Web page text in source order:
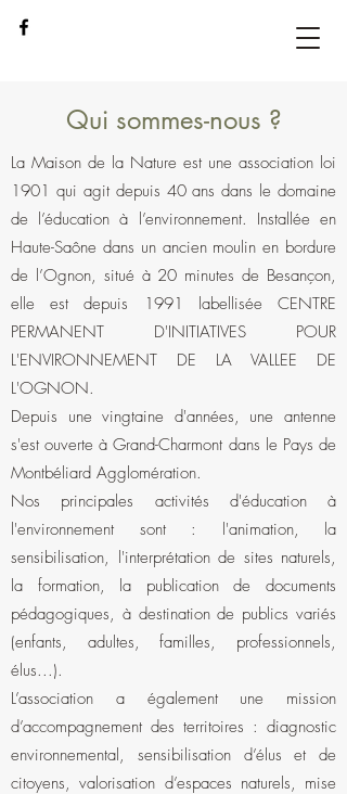
Qui sommes-nous ?
La Maison de la Nature est une association loi
1901 qui agit depuis 40 ans dans le domaine
de l’éducation à l’environnement. Installée en
Haute-Saône dans un ancien moulin en bordure
de l’Ognon, situé à 20 minutes de Besançon,
elle est depuis 1991 labellisée CENTRE
PERMANENT D'INITIATIVES POUR
L'ENVIRONNEMENT DE LA VALLEE DE
L'OGNON.
Depuis une vingtaine d'années, une antenne
s'est ouverte à Grand-Charmont dans le Pays de
Montbéliard Agglomération.
Nos principales activités d'éducation à
l'environnement sont : l'animation, la
sensibilisation, l'interprétation de sites naturels,
la formation, la publication de documents
pédagogiques, à destination de publics variés
(enfants, adultes, familles, professionnels,
élus...).
L’association a également une mission
d’accompagnement des territoires : diagnostic
environnemental, sensibilisation d’élus et de
citoyens, valorisation d’espaces naturels, mise